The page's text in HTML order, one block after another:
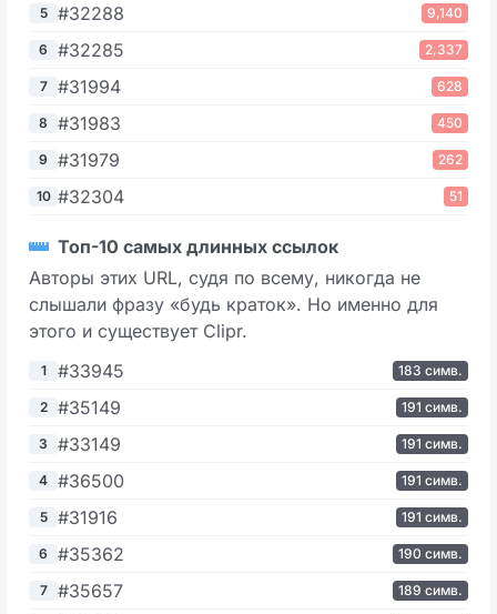
5 #32288 9,140
6 #32285 2,337
7 #31994 628
8 #31983 450
9 #31979 262
10 #32304 51
Топ-10 самых длинных ссылок
Авторы этих URL, судя по всему, никогда не
слышали фразу «будь краток». Но именно для
этого и существует Clipr.
1 #33945 183 симв.
2 #35149 191 симв.
3 #33149 191 симв.
4 #36500 191 симв.
5 #31916 191 симв.
6 #35362 190 симв.
7 #35657 189 симв.